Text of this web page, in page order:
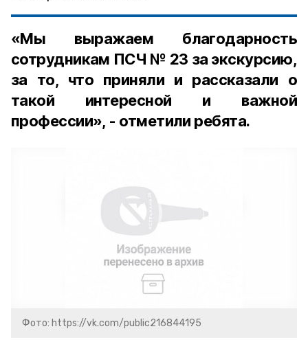
«Мы выражаем благодарность
сотрудникам ПСЧ № 23 за экскурсию,
за то, что приняли и рассказали о
такой интересной и важной
профессии», - отметили ребята.
Фото: https://vk.com/public216844195